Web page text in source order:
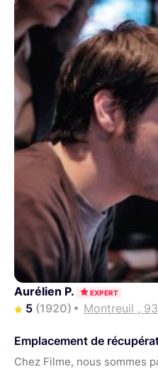
Aurélien P. EXPERT
5 (1920) Montreuil ,
Emplacement de
Chez Filme, nous sommes